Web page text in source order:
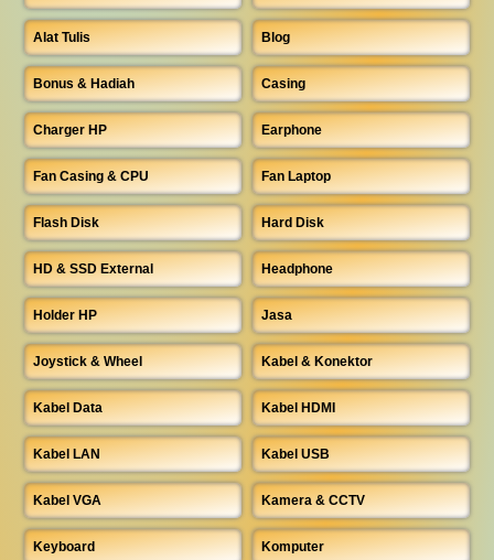
Alat Tulis Blog
Bonus & Hadiah Casing
Charger HP Earphone
Fan Casing & CPU Fan Laptop
Flash Disk Hard Disk
HD & SSD External Headphone
Holder HP Jasa
Joystick & Wheel Kabel & Konektor
Kabel Data Kabel HDMI
Kabel LAN Kabel USB
Kabel VGA Kamera & CCTV
Keyboard Komputer